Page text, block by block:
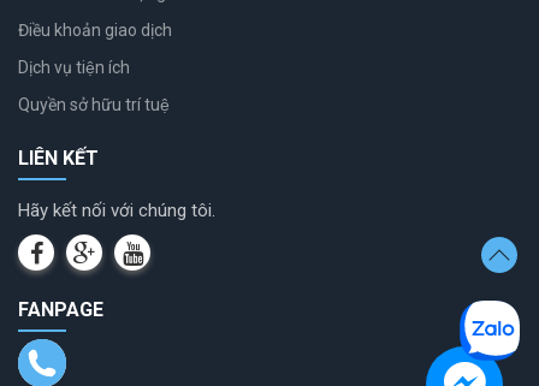
Điều khoản giao dịch
Dịch vụ tiện ích
Quyền sở hữu trí tuệ
LIÊN KẾT
Hãy kết nối với chúng tôi.
FANPAGE